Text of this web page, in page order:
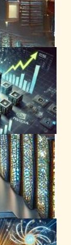
半導体ニュース
プロセ
ンター事